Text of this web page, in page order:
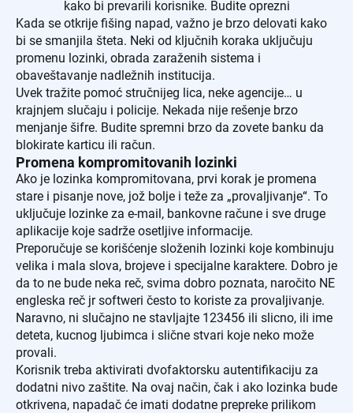
kako bi prevarili korisnike. Budite oprezni
Kada se otkrije fišing napad, važno je brzo delovati kako
bi se smanjila šteta. Neki od ključnih koraka uključuju
promenu lozinki, obrada zaraženih sistema i
obaveštavanje nadležnih institucija.
Uvek tražite pomoć stručnijeg lica, neke agencije… u
krajnjem slučaju i policije. Nekada nije rešenje brzo
menjanje šifre. Budite spremni brzo da zovete banku da
blokirate karticu ili račun.
Promena kompromitovanih lozinki
Ako je lozinka kompromitovana, prvi korak je promena
stare i pisanje nove, jož bolje i teže za „provaljivanje“. To
uključuje lozinke za e-mail, bankovne račune i sve druge
aplikacije koje sadrže osetljive informacije.
Preporučuje se korišćenje složenih lozinki koje kombinuju
velika i mala slova, brojeve i specijalne karaktere. Dobro je
da to ne bude neka reč, svima dobro poznata, naročito NE
engleska reč jr softweri često to koriste za provaljivanje.
Naravno, ni slučajno ne stavljajte 123456 ili slicno, ili ime
deteta, kucnog ljubimca i slične stvari koje neko može
provali.
Korisnik treba aktivirati dvofaktorsku autentifikaciju za
dodatni nivo zaštite. Na ovaj način, čak i ako lozinka bude
otkrivena, napadač će imati dodatne prepreke prilikom